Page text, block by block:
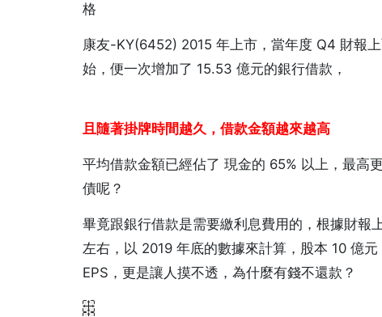
格
康友-KY(6452) 2015 年上市，當年度 Q4 財報
始，便一次增加了 15.53 億元的銀行借款，
且隨著掛牌時間越久，借款金額越來越高
平均借款金額已經佔了 現金的 65% 以上，最高
債呢？
畢竟跟銀行借款是需要繳利息費用的，根據財
左右，以 2019 年底的數據來計算，股本 10 億
EPS，更是讓人摸不透，為什麼有錢不還款？